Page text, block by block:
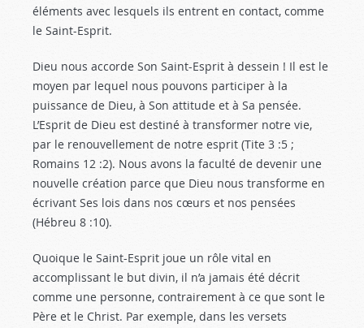
éléments avec lesquels ils entrent en contact, comme
le Saint-Esprit.
Dieu nous accorde Son Saint-Esprit à dessein ! Il est le
moyen par lequel nous pouvons participer à la
puissance de Dieu, à Son attitude et à Sa pensée.
L’Esprit de Dieu est destiné à transformer notre vie,
par le renouvellement de notre esprit (Tite 3 :5 ;
Romains 12 :2). Nous avons la faculté de devenir une
nouvelle création parce que Dieu nous transforme en
écrivant Ses lois dans nos cœurs et nos pensées
(Hébreu 8 :10).
Quoique le Saint-Esprit joue un rôle vital en
accomplissant le but divin, il n’a jamais été décrit
comme une personne, contrairement à ce que sont le
Père et le Christ. Par exemple, dans les versets